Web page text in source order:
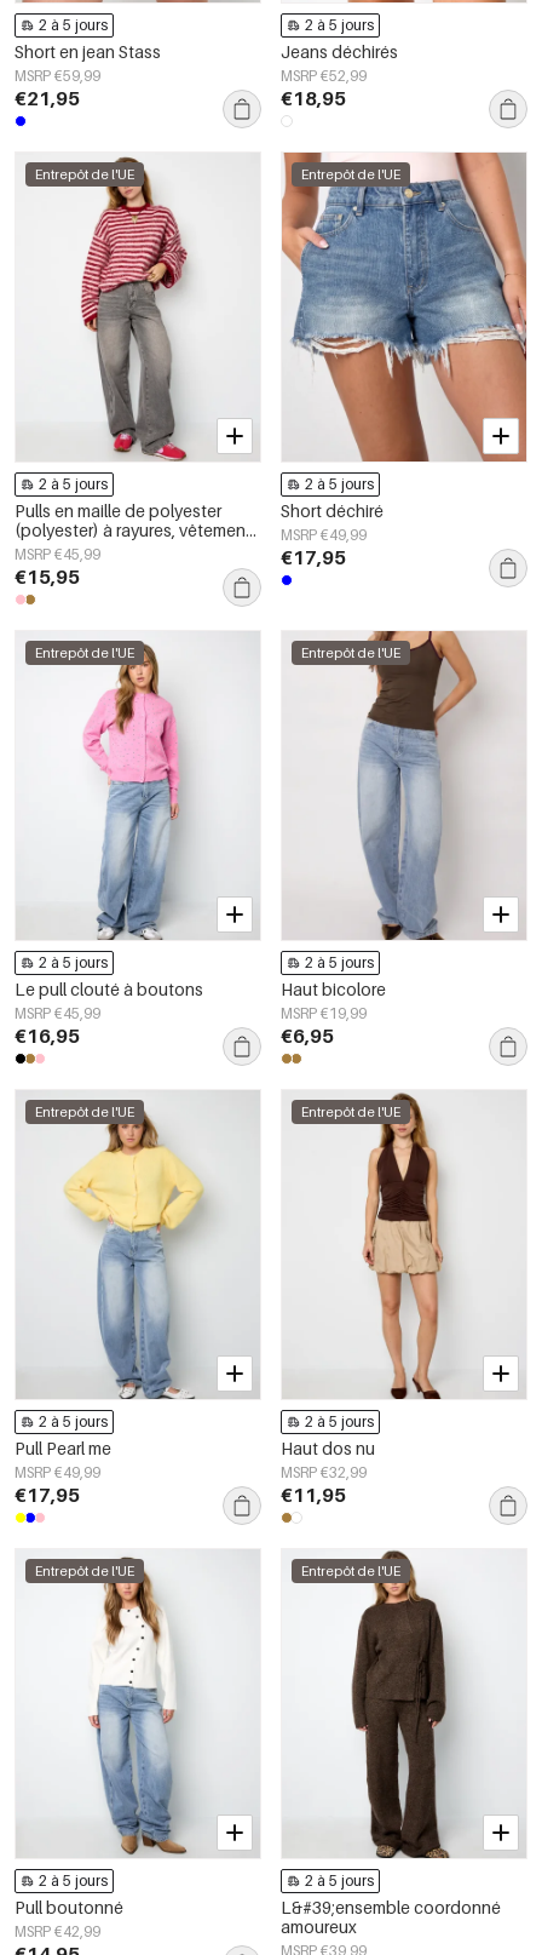
2 à 5 jours
Short en jean Stass
MSRP €59,99
€21,95
2 à 5 jours
Jeans déchirés
MSRP €52,99
€18,95
Entrepôt de l'UE
2 à 5 jours
Pulls en maille de polyester
(polyester) à rayures, vêtements
automne/hiver
MSRP €45,99
€15,95
Entrepôt de l'UE
2 à 5 jours
Short déchiré
MSRP €49,99
€17,95
Entrepôt de l'UE
2 à 5 jours
Le pull clouté à boutons
MSRP €45,99
€16,95
Entrepôt de l'UE
2 à 5 jours
Haut bicolore
MSRP €19,99
€6,95
Entrepôt de l'UE
2 à 5 jours
Pull Pearl me
MSRP €49,99
€17,95
Entrepôt de l'UE
2 à 5 jours
Haut dos nu
MSRP €32,99
€11,95
Entrepôt de l'UE
2 à 5 jours
Pull boutonné
MSRP €42,99
Entrepôt de l'UE
2 à 5 jours
L&#39;ensemble coordonné
amoureux
MSRP €39,99